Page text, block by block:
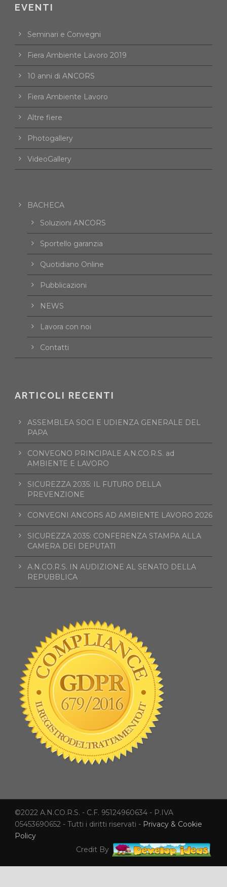
EVENTI
Seminari e Convegni
Fiera Ambiente Lavoro 2019
10 anni di ANCORS
Fiera Ambiente Lavoro
Altre fiere
Photogallery
VideoGallery
BACHECA
Soluzioni ANCORS
Sportello garanzia
Quotidiano Online
Pubblicazioni
NEWS
Lavora con noi
Contatti
ARTICOLI RECENTI
ASSEMBLEA SOCI E UDIENZA GENERALE DEL
PAPA
CONVEGNO PRINCIPALE A.N.CO.R.S. ad
AMBIENTE E LAVORO
SICUREZZA 2035: IL FUTURO DELLA
PREVENZIONE
CONVEGNI ANCORS AD AMBIENTE LAVORO 2026
SICUREZZA 2035: CONFERENZA STAMPA ALLA
CAMERA DEI DEPUTATI
A.N.CO.R.S. IN AUDIZIONE AL SENATO DELLA
REPUBBLICA
©2022 A.N.CO.R.S. - C.F. 95124960634 - P.IVA
05453690652 - Tutti i diritti riservati - Privacy & Cookie
Policy
Credit By